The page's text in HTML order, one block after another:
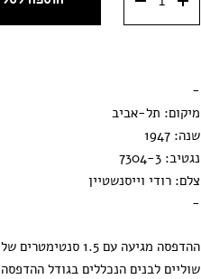
50x70 ס״מ
מסגרת ענבר
-
מיקום: תל-אביב
שנה: 1947
נגטיב: 7304-3
צלם: רודי וייסנשטיין
-
ההדפסה מגיעה עם 1.5 סנטימטרים של
שוליים לבנים הנכללים בגודל ההדפסה